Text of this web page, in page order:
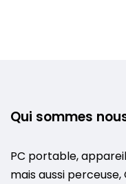
Qui sommes
PC portable,
mais aussi